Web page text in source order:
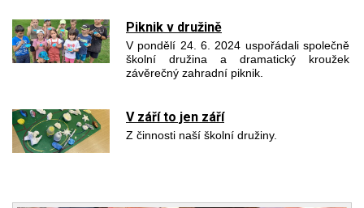
Piknik v družině
V pondělí 24. 6. 2024 uspořádali společně
školní družina a dramatický kroužek
závěrečný zahradní piknik.
V září to jen září
Z činnosti naší školní družiny.